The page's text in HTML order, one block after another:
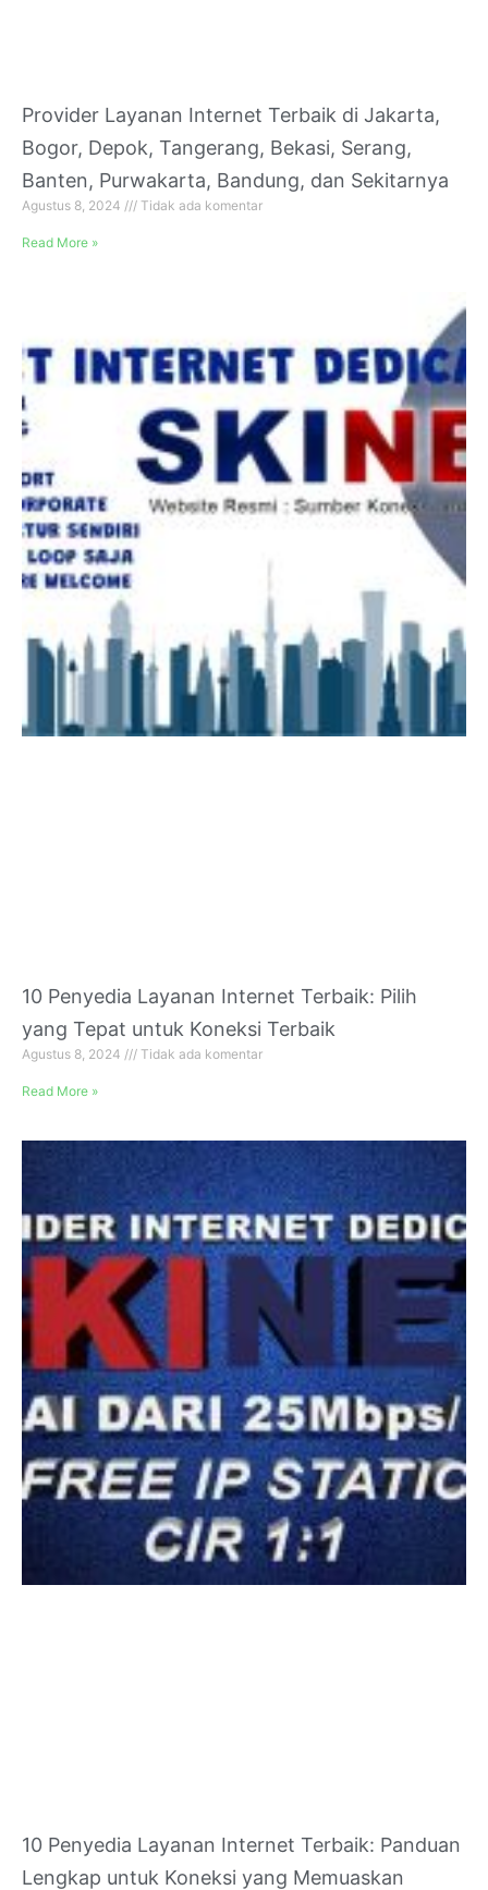
Provider Layanan Internet Terbaik di Jakarta,
Bogor, Depok, Tangerang, Bekasi, Serang,
Banten, Purwakarta, Bandung, dan Sekitarnya
Agustus 8, 2024 Tidak ada komentar
Read More »
10 Penyedia Layanan Internet Terbaik: Pilih
yang Tepat untuk Koneksi Terbaik
Agustus 8, 2024 Tidak ada komentar
Read More »
10 Penyedia Layanan Internet Terbaik: Panduan
Lengkap untuk Koneksi yang Memuaskan